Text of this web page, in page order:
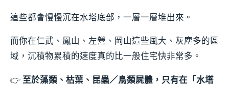
這些都會慢慢沉在水塔底部，一層一層堆出來。
而你在仁武、鳳山、左營、岡山這些風大、灰塵多的區
域，沉積物累積的速度真的比一般住宅快非常多。
👉 至於藻類、枯葉、昆蟲／鳥類屍體，只有在「水塔